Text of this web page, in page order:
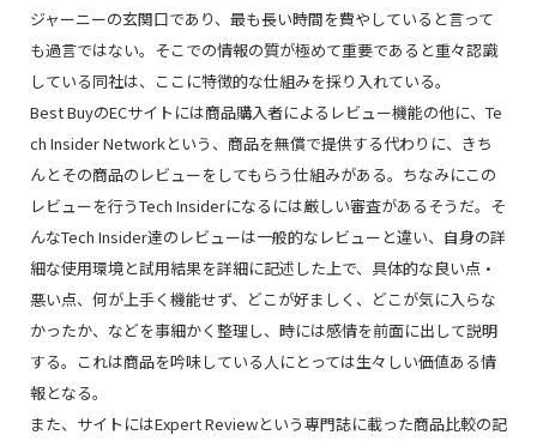
ジャーニーの玄関口であり、最も長い時間を費やしていると言って
も過言ではない。そこでの情報の質が極めて重要であると重々認識
している同社は、ここに特徴的な仕組みを採り入れている。
Best BuyのECサイトには商品購入者によるレビュー機能の他に、Te
ch Insider Networkという、商品を無償で提供する代わりに、きち
んとその商品のレビューをしてもらう仕組みがある。ちなみにこの
レビューを行うTech Insiderになるには厳しい審査があるそうだ。そ
んなTech Insider達のレビューは一般的なレビューと違い、自身の詳
細な使用環境と試用結果を詳細に記述した上で、具体的な良い点・
悪い点、何が上手く機能せず、どこが好ましく、どこが気に入らな
かったか、などを事細かく整理し、時には感情を前面に出して説明
する。これは商品を吟味している人にとっては生々しい価値ある情
報となる。
また、サイトにはExpert Reviewという専門誌に載った商品比較の記